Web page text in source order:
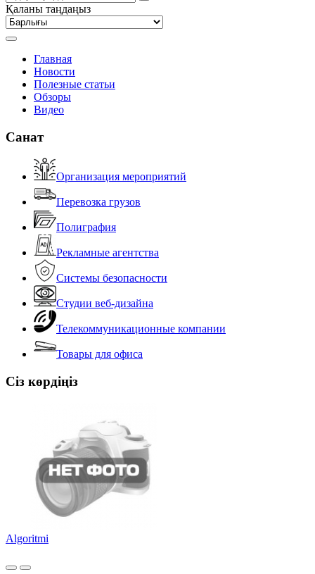
Қаланы таңдаңыз
Главная
Новости
Полезные статьи
Обзоры
Видео
Санат
Организация мероприятий
Перевозка грузов
Полиграфия
Рекламные агентства
Системы безопасности
Студии веб-дизайна
Телекоммуникационные компании
Товары для офиса
Сіз көрдіңіз
Algoritmi